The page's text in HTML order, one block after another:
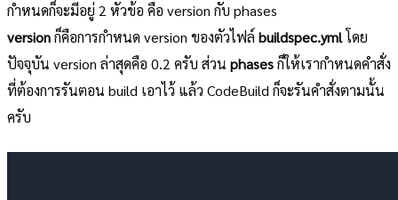
กำหนดก็จะมีอยู่ 2 หัวข้อ คือ version กับ phases
versionก็คือการกำหนด version ของตัวไฟล์ buildspec.ymlโดย
ปัจจุบัน version ล่าสุดคือ 0.2 ครับ ส่วน phasesก็ให้เรากำหนดคำสั่ง
ที่ต้องการรันตอน build เอาไว้ แล้ว CodeBuild ก็จะรันคำสั่งตามนั้น
ครับ